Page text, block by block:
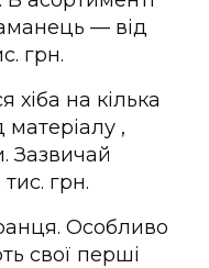
— від
грн.
хіба на кілька
матеріалу ,
Зазвичай
грн.
Особливо
свої перші